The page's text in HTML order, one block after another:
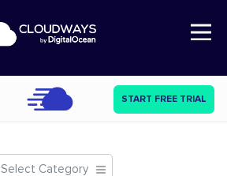
Open Nav
START FREE TRIAL
Select Category